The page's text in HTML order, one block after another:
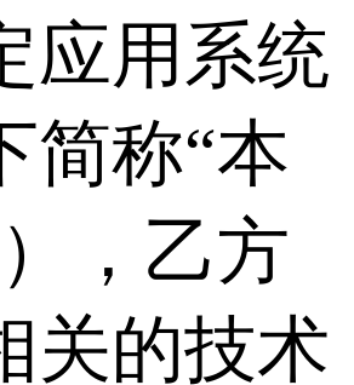
应用系统
简称“本
，乙方
关的技术